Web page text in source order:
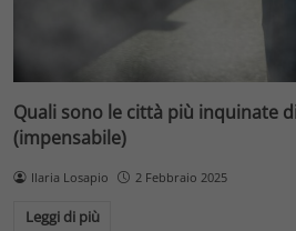
Quali sono le città più inquinate
(impensabile)
Ilaria Losapio 2 Febbraio 2025
Leggi di più